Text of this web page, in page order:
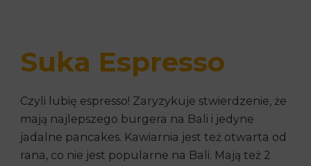
Suka Espresso
Czyli lubię espresso! Zaryzykuje stwierdzenie, że
mają najlepszego burgera na Bali i jedyne
jadalne pancakes. Kawiarnia jest też otwarta od
rana, co nie jest popularne na Bali. Mają też 2